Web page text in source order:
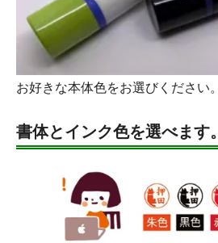
お好きな本体色をお選びください。
書体とインク色を選べます。